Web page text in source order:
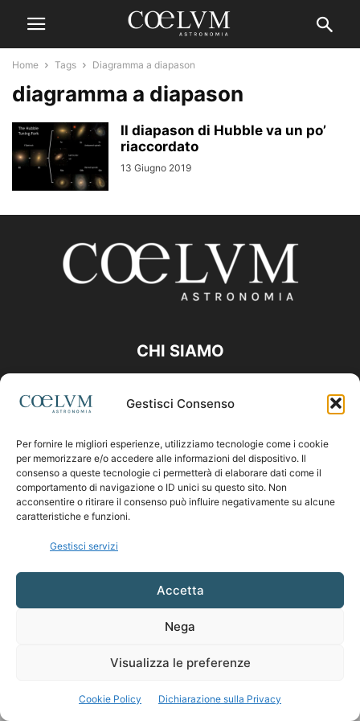
Gestisci Consenso
Per fornire le migliori esperienze, utilizziamo tecnologie come i cookie
per memorizzare e/o accedere alle informazioni del dispositivo. Il
consenso a queste tecnologie ci permetterà di elaborare dati come il
comportamento di navigazione o ID unici su questo sito. Non
acconsentire o ritirare il consenso può influire negativamente su alcune
caratteristiche e funzioni.
Gestisci servizi
Accetta
Nega
Visualizza le preferenze
Cookie Policy Dichiarazione sulla Privacy
Home Tags Diagramma a diapason
diagramma a diapason
Il diapason di Hubble va un po’
riaccordato
13 Giugno 2019
CHI SIAMO
Contattaci:coelumastro@coelum.com
SEGUICI